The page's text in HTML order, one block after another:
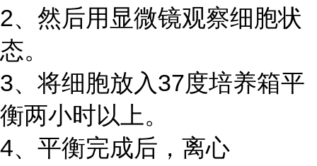
2、然后用显微镜观察细胞状
态。
3、将细胞放入37度培养箱平
衡两小时以上。
4、平衡完成后，离心